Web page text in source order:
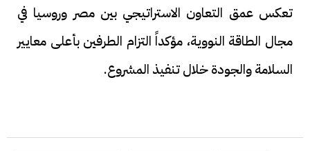
تعكس عمق التعاون الاستراتيجي بين مصر وروسيا في
مجال الطاقة النووية، مؤكداً التزام الطرفين بأعلى معايير
السلامة والجودة خلال تنفيذ المشروع.